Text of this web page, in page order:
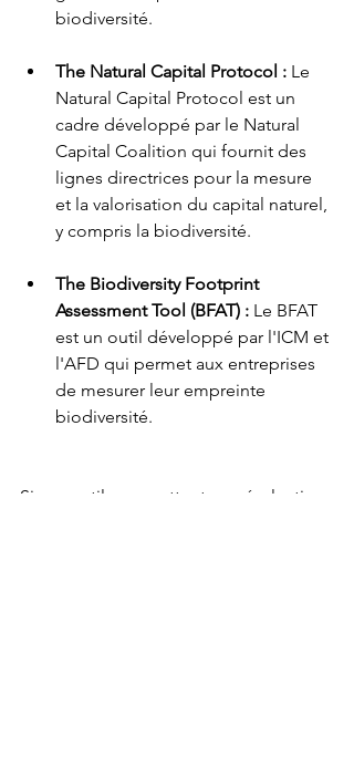
biodiversité.
The Natural Capital Protocol : Le
Natural Capital Protocol est un
cadre développé par le Natural
Capital Coalition qui fournit des
lignes directrices pour la mesure
et la valorisation du capital naturel,
y compris la biodiversité.
The Biodiversity Footprint
Assessment Tool (BFAT) : Le BFAT
est un outil développé par l'ICM et
l'AFD qui permet aux entreprises
de mesurer leur empreinte
biodiversité.
Si ces outils permettent une évaluation